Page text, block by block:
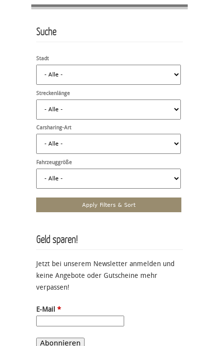
Suche
Stadt
Streckenlänge
Carsharing-Art
Fahrzeuggröße
Geld sparen!
Jetzt bei unserem Newsletter anmelden und
keine Angebote oder Gutscheine mehr
verpassen!
E-Mail *